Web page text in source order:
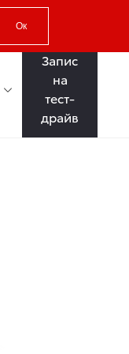
Ок
Запис
на
тест-
драйв